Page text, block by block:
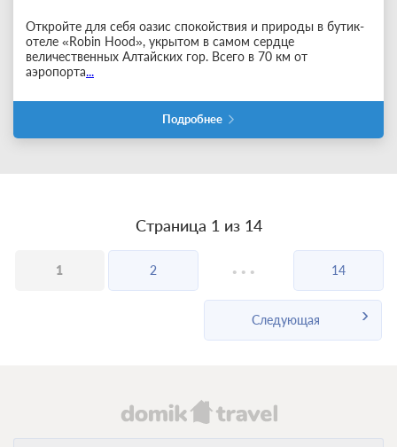
Откройте для себя оазис спокойствия и природы в бутик-
отеле «Robin Hood», укрытом в самом сердце
величественных Алтайских гор. Всего в 70 км от
аэропорта...
Подробнее
Страница 1 из 14
1 2 ... 14
Следующая